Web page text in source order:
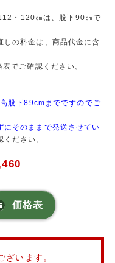
・120㎝は、股下90㎝で
しの料金は、商品代金に含
でご確認ください。
股下89cmまでですのでご
にそのままで発送させてい
ださい。
価格表
ざいます。